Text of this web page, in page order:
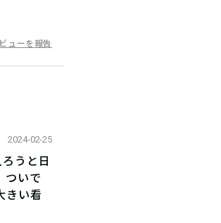
ューを報告
2024-02-25
うと日
ついで
きい看